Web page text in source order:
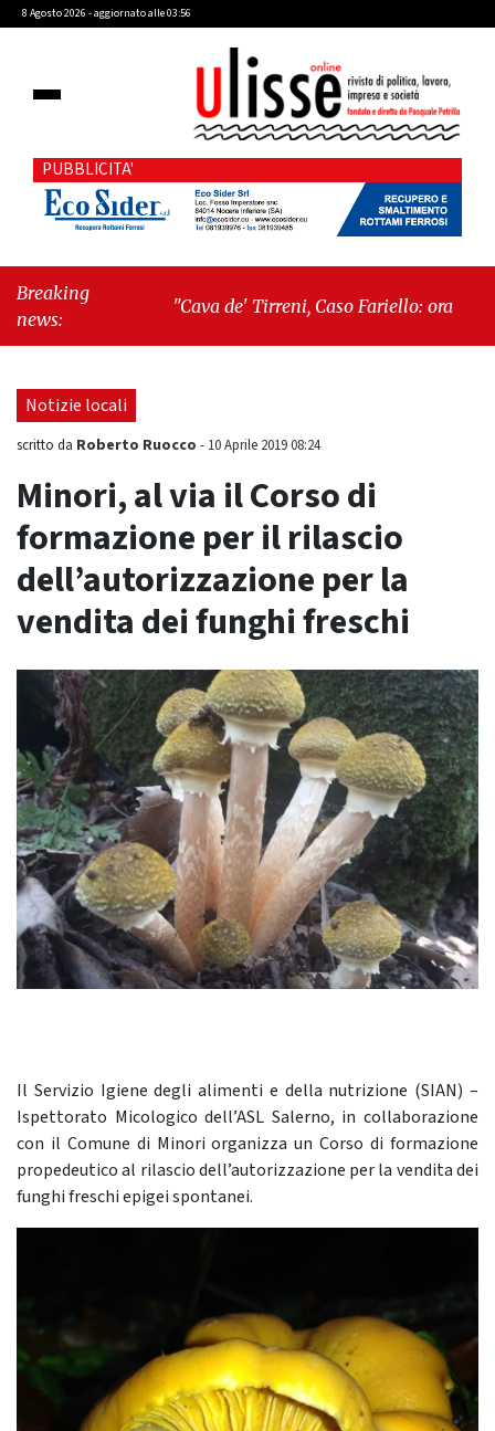
8 Agosto 2026 - aggiornato alle 03:56
PUBBLICITA'
Breaking
news:
"Cava de' Tirreni, Caso Fariello: ora torniamo
Notizie locali
scritto da Roberto Ruocco - 10 Aprile 2019 08:24
Minori, al via il Corso di
formazione per il rilascio
dell’autorizzazione per la
vendita dei funghi freschi
Il Servizio Igiene degli alimenti e della nutrizione (SIAN) –
Ispettorato Micologico dell’ASL Salerno, in collaborazione
con il Comune di Minori organizza un Corso di formazione
propedeutico al rilascio dell’autorizzazione per la vendita dei
funghi freschi epigei spontanei.